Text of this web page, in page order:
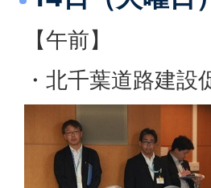
【午前】
・北千葉道路建